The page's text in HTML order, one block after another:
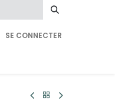
SE CONNECTER